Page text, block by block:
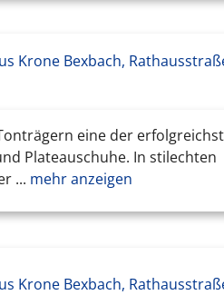
Krone Bexbach,
eine der
Plateauschuhe. In stilechten
... mehr anzeigen
Krone Bexbach,